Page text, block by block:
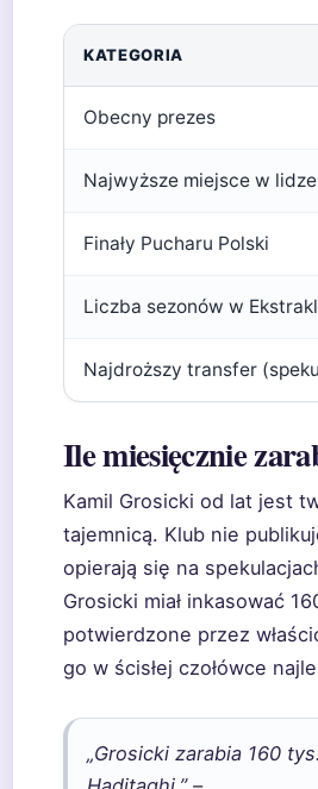
KATEGORIA
Obecny prezes
Najwyższe miejsce w lidze
Finały Pucharu Polski
Liczba sezonów w
Najdroższy transfer
Ile miesięcznie
Kamil Grosicki od lat jest
tajemnicą. Klub nie
opierają się na
Grosicki miał inkasować
potwierdzone przez
go w ścisłej czołówce
„Grosicki zarabia 160